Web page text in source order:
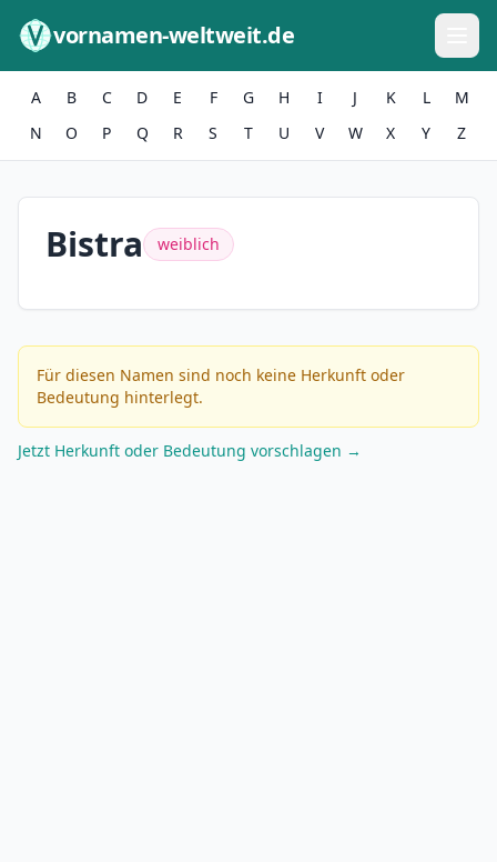
vornamen-weltweit.de
A B C D E F G H I J K L
M
N
O P Q R S T U V W X Y Z
Bistra weiblich
Für diesen Namen sind noch keine Herkunft oder
Bedeutung hinterlegt.
Jetzt Herkunft oder Bedeutung vorschlagen →